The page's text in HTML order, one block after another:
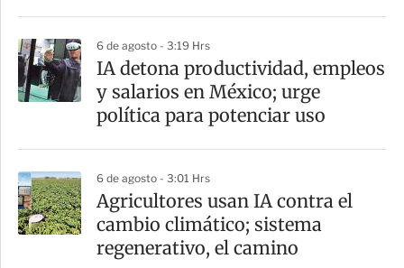
6 de agosto - 3:19 Hrs
IA detona productividad, empleos
y salarios en México; urge
política para potenciar uso
6 de agosto - 3:01 Hrs
Agricultores usan IA contra el
cambio climático; sistema
regenerativo, el camino